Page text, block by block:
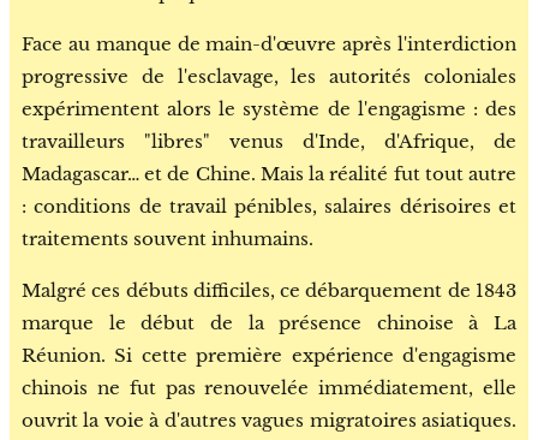
Face au manque de main-d'œuvre après l'interdiction
progressive de l'esclavage, les autorités coloniales
expérimentent alors le système de l'engagisme : des
travailleurs "libres" venus d'Inde, d'Afrique, de
Madagascar… et de Chine. Mais la réalité fut tout autre
: conditions de travail pénibles, salaires dérisoires et
traitements souvent inhumains.
Malgré ces débuts difficiles, ce débarquement de 1843
marque le début de la présence chinoise à La
Réunion. Si cette première expérience d'engagisme
chinois ne fut pas renouvelée immédiatement, elle
ouvrit la voie à d'autres vagues migratoires asiatiques.